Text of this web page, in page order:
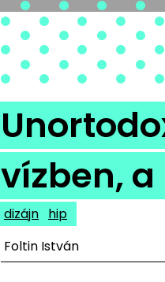
vízben,
dizájn hip
Foltin István